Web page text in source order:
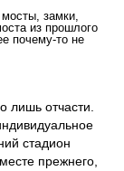
замки,
из прошлого
почему-то не
лишь отчасти.
стадион
прежнего,